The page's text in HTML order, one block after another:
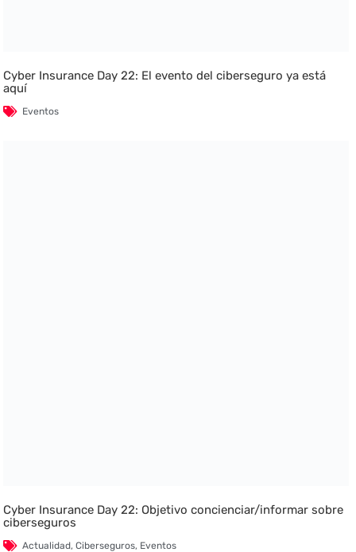
Cyber Insurance Day 22: El evento del ciberseguro ya está
aquí
Eventos
Cyber Insurance Day 22: Objetivo concienciar/informar sobre
ciberseguros
Actualidad,Ciberseguros, Eventos